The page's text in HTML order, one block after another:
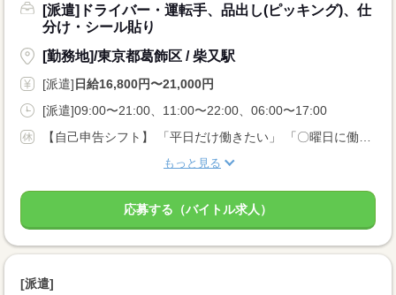
[派遣]ドライバー・運転手、品出し(ピッキング)、仕
分け・シール貼り
[勤務地]/東京都葛飾区 / 柴又駅
[派遣]日給16,800円〜21,000円
[派遣]09:00〜21:00、11:00〜22:00、06:00〜17:00
もっと見る
応募する（バイトル求人）
[派遣]